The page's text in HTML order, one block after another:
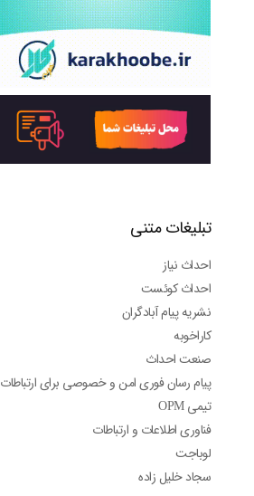
تبلیغات متنی
احداث نیاز
احداث کوئست
نشریه پیام آبادگران
کاراخوبه
صنعت احداث
پیام رسان فوری امن و خصوصی برای ارتباطات
تیمی OPM
فناوری اطلاعات و ارتباطات
لوباجت
سجاد خلیل زاده